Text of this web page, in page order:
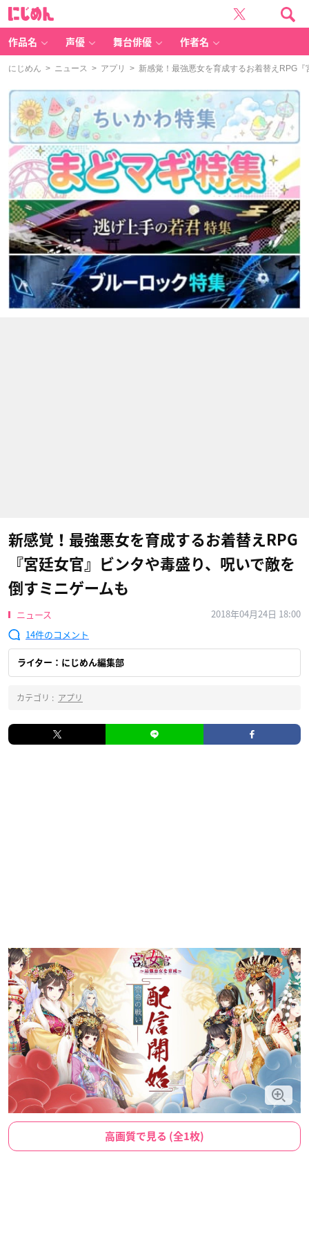
作品名 声優 舞台俳優 作者名
にじめん > ニュース > アプリ > 新感覚！最強悪女を育成するお着替えRPG
新感覚！最強悪女を育成するお着替えRPG
『宮廷女官』ビンタや毒盛り、呪いで敵を
倒すミニゲームも
ニュース
2018年04月24日 18:00
14
ライター：にじめん編集部
カテゴリ : アプリ
高画質で見る (全1枚)